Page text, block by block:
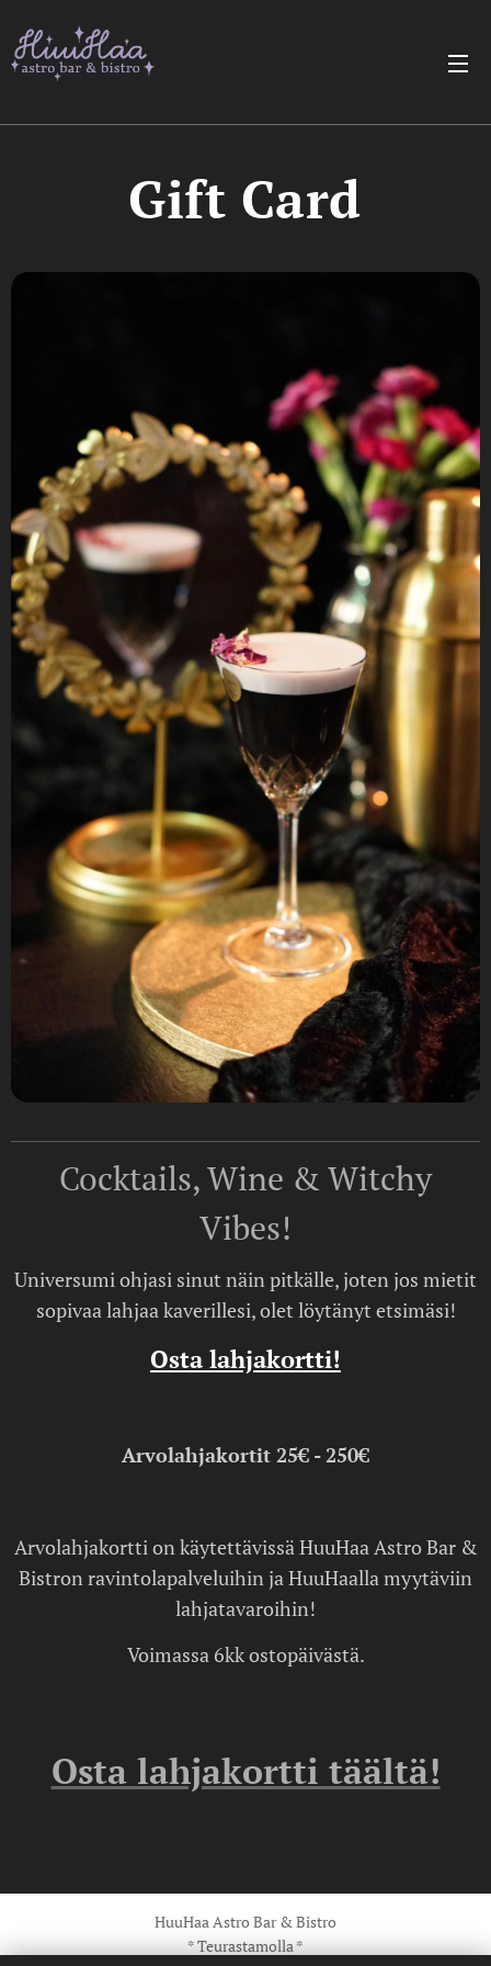
Gift Card
Cocktails, Wine & Witchy
Vibes!
Universumi ohjasi sinut näin pitkälle, joten jos mietit
sopivaa lahjaa kaverillesi, olet löytänyt etsimäsi!
Osta lahjakortti!
Arvolahjakortit 25€ - 250€
Arvolahjakortti on käytettävissä HuuHaa Astro Bar &
Bistron ravintolapalveluihin ja HuuHaalla myytäviin
lahjatavaroihin!
Voimassa 6kk ostopäivästä.
Osta lahjakortti täältä!
HuuHaa Astro Bar & Bistro
* Teurastamolla *